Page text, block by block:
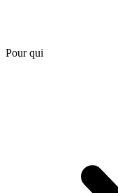
Pour qui